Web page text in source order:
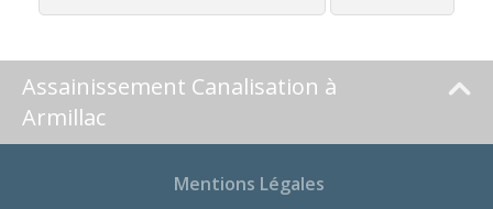
Assainissement Canalisation à
Armillac
Mentions Légales